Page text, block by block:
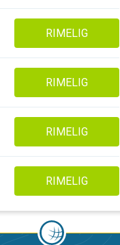
RIMELIG
RIMELIG
RIMELIG
RIMELIG